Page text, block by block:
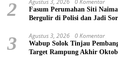
2 Agustus 3, 2026 0 Komentar
Fasum Perumahan Siti
Bergulir di Polisi dan Jadi
3 Agustus 3, 2026 0 Komentar
Wabup Solok Tinjau
Target Rampung Akhir